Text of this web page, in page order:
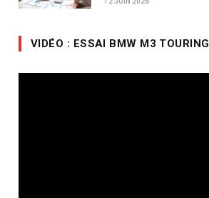
VIDÉO : ESSAI BMW M3 TOURING